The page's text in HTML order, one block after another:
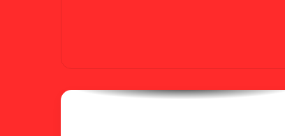
الفنلندي يفضح لجان الإتحاد.. يدعم
شكوى المريخ ويهدد الهلال